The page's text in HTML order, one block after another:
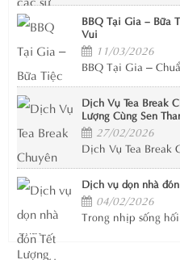
BBQ Tại Gia – Bữa
Vui
11/03/2026
BBQ Tại Gia –
Dịch Vụ Tea Break
Lượng Cùng Sen
27/02/2026
Dịch Vụ Tea Break
Dịch vụ dọn nhà
04/02/2026
Trong nhịp sống